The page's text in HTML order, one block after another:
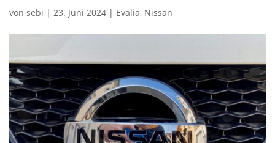
von sebi | 23. Juni 2024 | Evalia, Nissan